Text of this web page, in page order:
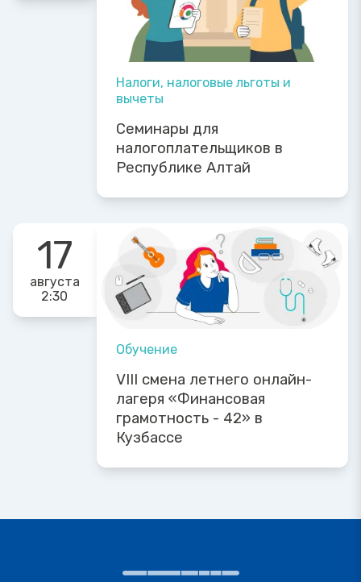
Налоги, налоговые льготы и
вычеты
Семинары для
налогоплательщиков в
Республике Алтай
17
августа
2:30
Обучение
VIII смена летнего онлайн-
лагеря «Финансовая
грамотность - 42» в
Кузбассе